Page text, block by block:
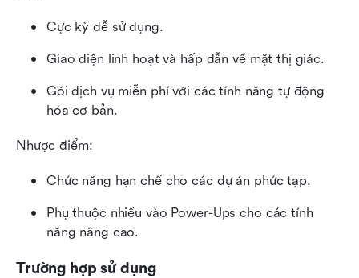
Cực kỳ dễ sử dụng.
Giao diện linh hoạt và hấp dẫn về mặt thị giác.
Gói dịch vụ miễn phí với các tính năng tự động
hóa cơ bản.
Nhược điểm:
Chức năng hạn chế cho các dự án phức tạp.
Phụ thuộc nhiều vào Power-Ups cho các tính
năng nâng cao.
Trường hợp sử dụng